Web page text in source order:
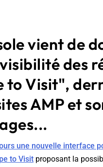
vient de
des
to Visit",
AMP et
une nouvelle interface
to Visit proposant la